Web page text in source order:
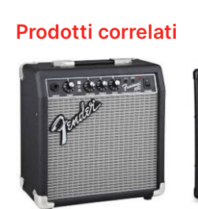
Prodotti correlati